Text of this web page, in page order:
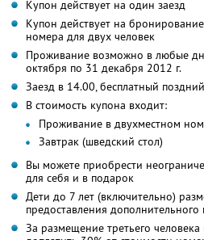
Купон действует на один заезд
Купон действует на
номера для двух человек
Проживание возможно в любые
октября по 31 декабря 2012 г.
Заезд в 14.00, бесплатный
В стоимость купона входит:
Проживание в двухместном
Завтрак (шведский стол)
Вы можете приобрести
для себя и в подарок
Дети до 7 лет (включительно)
предоставления дополнительного
За размещение третьего